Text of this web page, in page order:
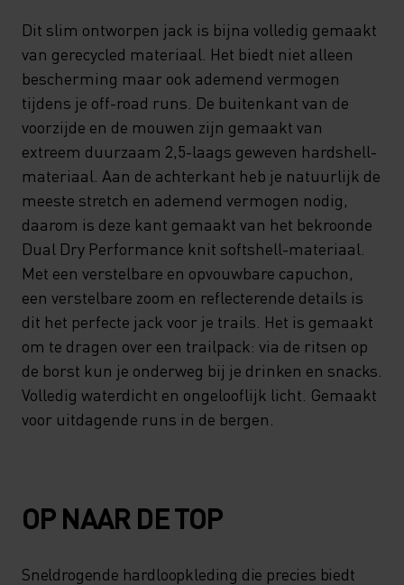
Dit slim ontworpen jack is bijna volledig gemaakt
van gerecycled materiaal. Het biedt niet alleen
bescherming maar ook ademend vermogen
tijdens je off-road runs. De buitenkant van de
voorzijde en de mouwen zijn gemaakt van
extreem duurzaam 2,5-laags geweven hardshell-
materiaal. Aan de achterkant heb je natuurlijk de
meeste stretch en ademend vermogen nodig,
daarom is deze kant gemaakt van het bekroonde
Dual Dry Performance knit softshell-materiaal.
Met een verstelbare en opvouwbare capuchon,
een verstelbare zoom en reflecterende details is
dit het perfecte jack voor je trails. Het is gemaakt
om te dragen over een trailpack: via de ritsen op
de borst kun je onderweg bij je drinken en snacks.
Volledig waterdicht en ongelooflijk licht. Gemaakt
voor uitdagende runs in de bergen.
OP NAAR DE TOP
Sneldrogende hardloopkleding die precies biedt